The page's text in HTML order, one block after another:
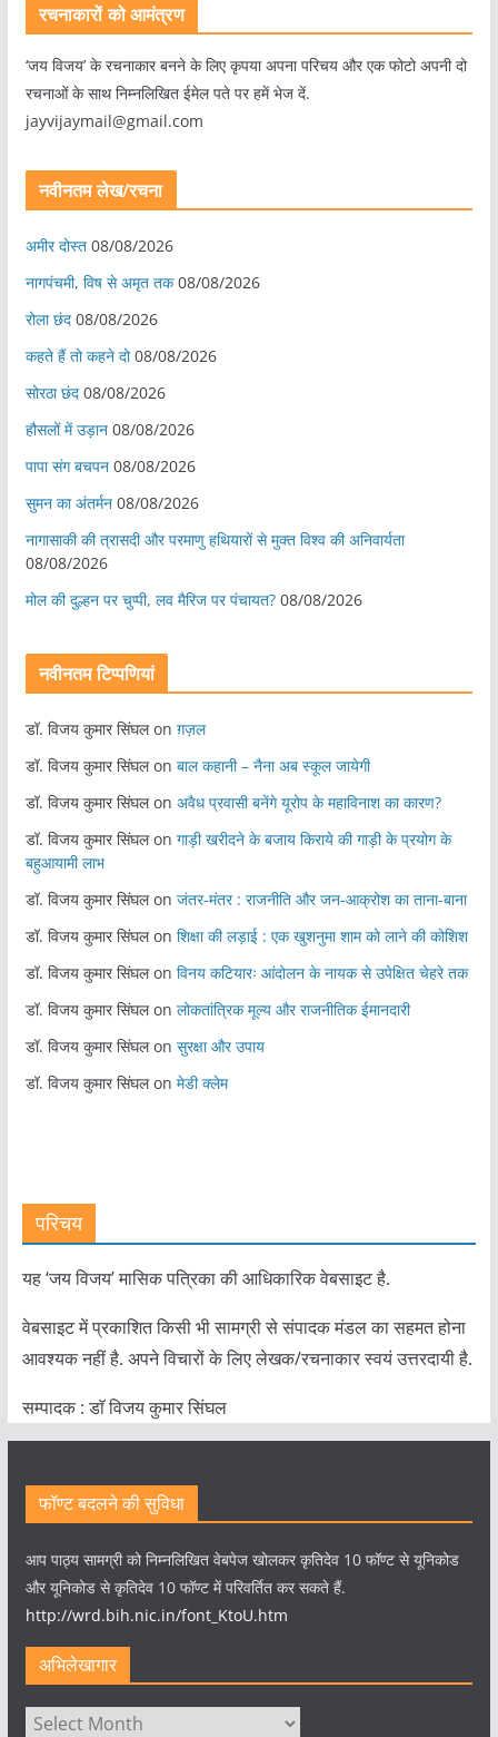
रचनाकारों को आमंत्रण
‘जय विजय’ के रचनाकार बनने के लिए कृपया अपना परिचय और एक फोटो अपनी दो
रचनाओं के साथ निम्नलिखित ईमेल पते पर हमें भेज दें.
jayvijaymail@gmail.com
नवीनतम लेख/रचना
अमीर दोस्त 08/08/2026
नागपंचमी, ​विष से अमृत तक 08/08/2026
रोला छंद 08/08/2026
कहते हैं तो कहने दो 08/08/2026
सोरठा छंद 08/08/2026
हौसलों में उड़ान 08/08/2026
पापा संग बचपन 08/08/2026
सुमन का अंतर्मन 08/08/2026
नागासाकी की त्रासदी और परमाणु हथियारों से मुक्त विश्व की अनिवार्यता
08/08/2026
मोल की दुल्हन पर चुप्पी, लव मैरिज पर पंचायत? 08/08/2026
नवीनतम टिप्पणियां
डॉ. विजय कुमार सिंघलon ग़ज़ल
डॉ. विजय कुमार सिंघलon बाल कहानी – नैना अब स्कूल जायेगी
डॉ. विजय कुमार सिंघलon अवैध प्रवासी बनेंगे यूरोप के महाविनाश का कारण?
डॉ. विजय कुमार सिंघलon गाड़ी खरीदने के बजाय किराये की गाड़ी के प्रयोग के
बहुआयामी लाभ
डॉ. विजय कुमार सिंघलon जंतर-मंतर : राजनीति और जन-आक्रोश का ताना-बाना
डॉ. विजय कुमार सिंघलon शिक्षा की लड़ाई : एक खुशनुमा शाम को लाने की कोशिश
डॉ. विजय कुमार सिंघलon विनय कटियारः आंदोलन के नायक से उपेक्षित चेहरे तक
डॉ. विजय कुमार सिंघलon लोकतांत्रिक मूल्य और राजनीतिक ईमानदारी
डॉ. विजय कुमार सिंघलon सुरक्षा और उपाय
डॉ. विजय कुमार सिंघलon मेडी क्लेम
परिचय
यह ‘जय विजय’ मासिक पत्रिका की आधिकारिक वेबसाइट है.
वेबसाइट में प्रकाशित किसी भी सामग्री से संपादक मंडल का सहमत होना
आवश्यक नहीं है. अपने विचारों के लिए लेखक/रचनाकार स्वयं उत्तरदायी है.
सम्पादक : डाॅ विजय कुमार सिंघल
फॉण्ट बदलने की सुविधा
आप पाठ्य सामग्री को निम्नलिखित वेबपेज खोलकर कृतिदेव 10 फॉण्ट से यूनिकोड
और यूनिकोड से कृतिदेव 10 फॉण्ट में परिवर्तित कर सकते हैं.
http://wrd.bih.nic.in/font_KtoU.htm
अभिलेखागार
अभिलेखागार